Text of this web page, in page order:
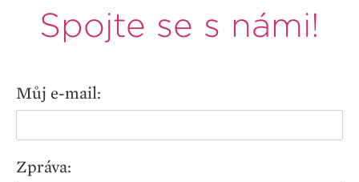
Spojte se s námi!
Můj e-mail:
Zpráva: